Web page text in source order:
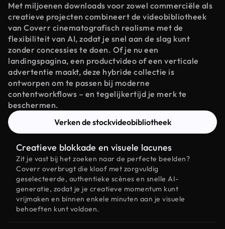
Met miljoenen downloads voor zowel commerciële als
creatieve projecten combineert de videobibliotheek
van Coverr cinematografisch realisme met de
flexibiliteit van AI, zodat je snel aan de slag kunt
zonder concessies te doen. Of je nu een
landingspagina, een productvideo of een verticale
advertentie maakt, deze hybride collectie is
ontworpen om te passen bij moderne
contentworkflows – en tegelijkertijd je merk te
beschermen.
Verken de stockvideobibliotheek
Creatieve blokkade en visuele lacunes
Zit je vast bij het zoeken naar de perfecte beelden?
Coverr overbrugt die kloof met zorgvuldig
geselecteerde, authentieke scènes en snelle AI-
generatie, zodat je je creatieve momentum kunt
vrijmaken en binnen enkele minuten aan je visuele
behoeften kunt voldoen.